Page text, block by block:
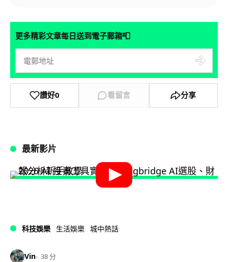
更多精彩文章每日送到電子郵箱📮
讚好0 看留言 分享
最新影片
科技娛樂 生活娛樂 城中熱話
Vin 38 分